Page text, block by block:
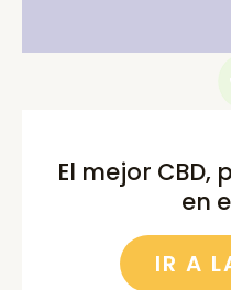
El mejor
en
IR A